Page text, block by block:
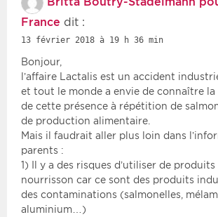
France dit :
13 février 2018 à 19 h 36 min
Bonjour,
l’affaire Lactalis est un accident
et tout le monde a envie de connaître la
de cette présence à répétition de
de production alimentaire.
Mais il faudrait aller plus loin dans
parents :
1) Il y a des risques d’utiliser de
nourrisson car ce sont des produits
des contaminations (salmonelles,
aluminium…)